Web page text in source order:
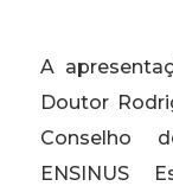
A
Doutor
Conselho
ENSINUS